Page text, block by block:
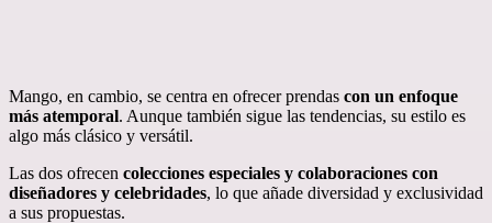
Mango, en cambio, se centra en ofrecer prendas con un enfoque
más atemporal. Aunque también sigue las tendencias, su estilo es
algo más clásico y versátil.
Las dos ofrecen colecciones especiales y colaboraciones con
diseñadores y celebridades, lo que añade diversidad y exclusividad
a sus propuestas.